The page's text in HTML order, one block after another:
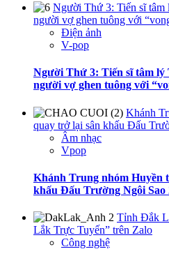
Người Thứ 3: Tiến sĩ
người vợ ghen tuông với
Điện ảnh
V-pop
Người Thứ 3: Tiến sĩ tâm lý
người vợ ghen tuông với
Khánh
quay trở lại sân khấu Đấu
Âm nhạc
Vpop
Khánh Trung nhóm Huyền
khấu Đấu Trường Ngôi Sao
Tỉnh Đắk
Lắk Trực Tuyến” trên Zalo
Công nghệ